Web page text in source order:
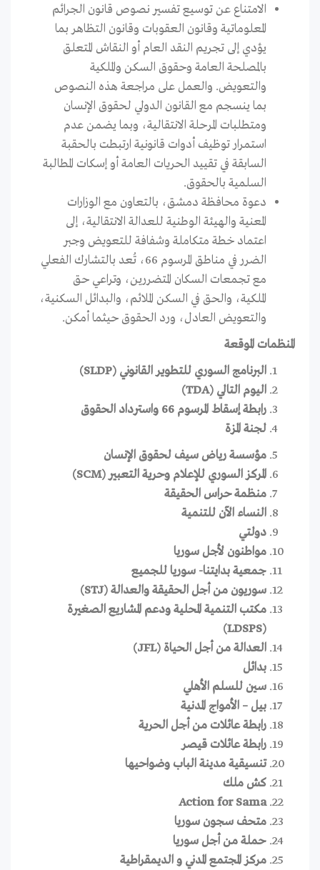
الامتناع عن توسيع تفسير نصوص قانون الجرائم
المعلوماتية وقانون العقوبات وقانون التظاهر بما
يؤدي إلى تجريم النقد العام أو النقاش المتعلق
بالمصلحة العامة وحقوق السكن والملكية
والتعويض. والعمل على مراجعة هذه النصوص
بما ينسجم مع القانون الدولي لحقوق الإنسان
ومتطلبات المرحلة الانتقالية، وبما يضمن عدم
استمرار توظيف أدوات قانونية ارتبطت بالحقبة
السابقة في تقييد الحريات العامة أو إسكات المطالبة
السلمية بالحقوق.
دعوة محافظة دمشق، بالتعاون مع الوزارات
المعنية والهيئة الوطنية للعدالة الانتقالية، إلى
اعتماد خطة متكاملة وشفافة للتعويض وجبر
الضرر في مناطق المرسوم 66، تُعد بالتشارك الفعلي
مع تجمعات السكان المتضررين، وتراعي حق
الملكية، والحق في السكن الملائم، والبدائل السكنية،
والتعويض العادل، ورد الحقوق حيثما أمكن.
المنظمات الموقعة
البرنامج السوري للتطوير القانوني (SLDP)
اليوم التالي (TDA)
رابطة إسقاط المرسوم 66 واسترداد الحقوق
لجنة المزة
مؤسسة رياض سيف لحقوق الإنسان
المركز السوري للإعلام وحرية التعبير (SCM)
منظمة حراس الحقيقة
النساء الآن للتنمية
دولتي
مواطنون لأجل سوريا
جمعية بدايتنا- سوريا للجميع
سوريون من أجل الحقيقة والعدالة (STJ)
مكتب التنمية المحلية ودعم المشاريع الصغيرة
(LDSPS)
العدالة من أجل الحياة (JFL)
بدائل
سين للسلم الأهلي
بيل – الأمواج المدنية
رابطة عائلات من أجل الحرية
رابطة عائلات قيصر
تنسيقية مدينة الباب وضواحيها
كش ملك
Action for Sama
متحف سجون سوريا
حملة من أجل سوريا
مركز المجتمع المدني و الديمقراطية